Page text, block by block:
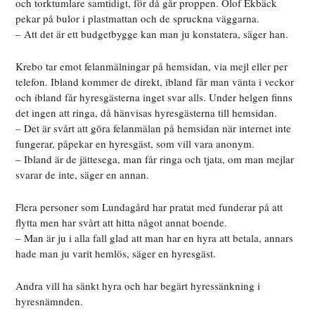
och torktumlare samtidigt, för då går proppen. Olof Ekbäck
pekar på bulor i plastmattan och de spruckna väggarna.
– Att det är ett budgetbygge kan man ju konstatera, säger han.
Krebo tar emot felanmälningar på hemsidan, via mejl eller per
telefon. Ibland kommer de direkt, ibland får man vänta i veckor
och ibland får hyresgästerna inget svar alls. Under helgen finns
det ingen att ringa, då hänvisas hyresgästerna till hemsidan.
– Det är svårt att göra felanmälan på hemsidan när internet inte
fungerar, påpekar en hyresgäst, som vill vara anonym.
– Ibland är de jättesega, man får ringa och tjata, om man mejlar
svarar de inte, säger en annan.
Flera personer som Lundagård har pratat med funderar på att
flytta men har svårt att hitta något annat boende.
– Man är ju i alla fall glad att man har en hyra att betala, annars
hade man ju varit hemlös, säger en hyresgäst.
Andra vill ha sänkt hyra och har begärt hyressänkning i
hyresnämnden.